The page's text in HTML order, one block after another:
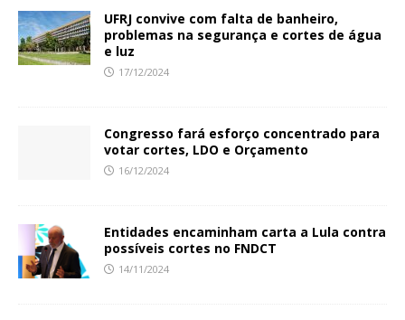
UFRJ convive com falta de banheiro,
problemas na segurança e cortes de água
e luz
17/12/2024
Congresso fará esforço concentrado para
votar cortes, LDO e Orçamento
16/12/2024
Entidades encaminham carta a Lula contra
possíveis cortes no FNDCT
14/11/2024